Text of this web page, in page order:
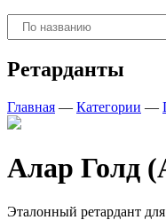
Поиск
товаров
Ретарданты
Главная — Категории —
Алар Голд
Эталонный ретардант